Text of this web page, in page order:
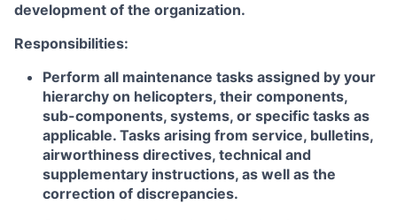
development of the organization.
Responsibilities:
Perform all maintenance tasks assigned by your
hierarchy on helicopters, their components,
sub-components, systems, or specific tasks as
applicable. Tasks arising from service, bulletins,
airworthiness directives, technical and
supplementary instructions, as well as the
correction of discrepancies.